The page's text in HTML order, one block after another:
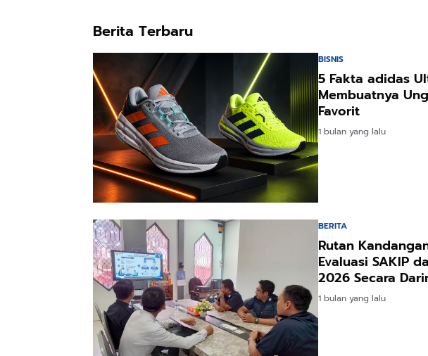
Berita Terbaru
BISNIS
5 Fakta adidas
Membuatnya
Favorit
1 bulan yang lalu
BERITA
Rutan
Evaluasi SAKIP
2026 Secara
1 bulan yang lalu